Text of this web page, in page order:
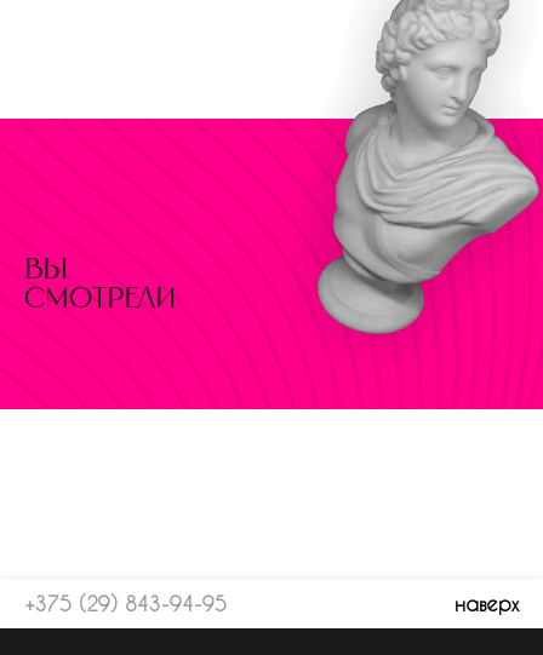
вы
смотрели
+375 (29) 843-94-95 наверх